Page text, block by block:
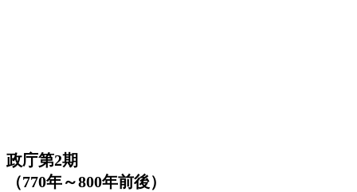
政庁第2期
（770年～800年前後）